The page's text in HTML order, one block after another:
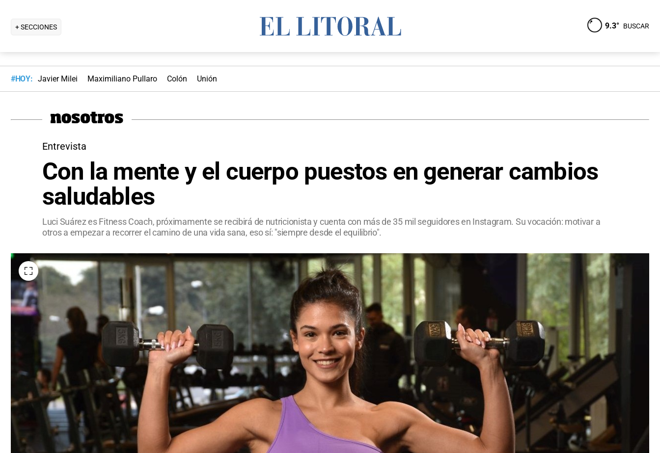
+ SECCIONES 9.3° BUSCAR
#HOY: Javier Milei Maximiliano Pullaro Colón Unión
Entrevista
Con la mente y el cuerpo puestos en generar cambios
saludables
Luci Suárez es Fitness Coach, próximamente se recibirá de nutricionista y cuenta con más de 35 mil seguidores en Instagram. Su vocación: motivar a
otros a empezar a recorrer el camino de una vida sana, eso sí: "siempre desde el equilibrio".